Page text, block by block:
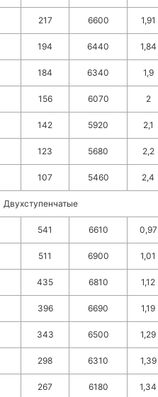
217 6600 1,91
194 6440 1,84
184 6340 1,9
156 6070 2
142 5920 2,1
123 5680 2,2
107 5460 2,4
Двухступенчатые
541 6610 0,97
511 6900 1,01
435 6810 1,12
396 6690 1,19
343 6500 1,29
298 6310 1,39
267 6180 1,34